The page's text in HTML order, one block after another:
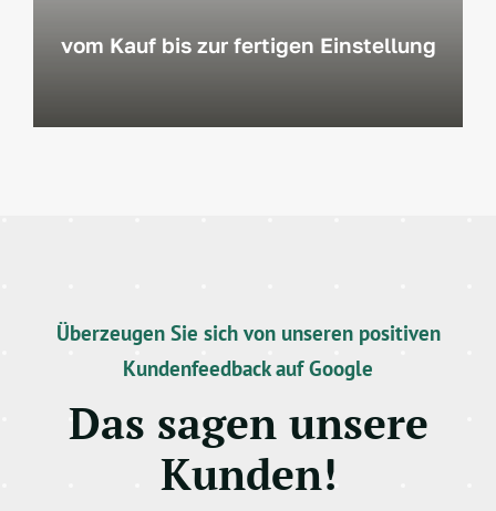
vom Kauf bis zur fertigen Einstellung
Überzeugen Sie sich von unseren positiven
Kundenfeedback auf Google
Das sagen unsere
Kunden!